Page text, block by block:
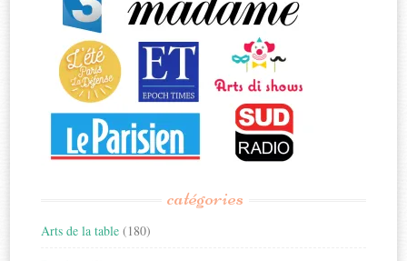
catégories
Arts de la table (180)